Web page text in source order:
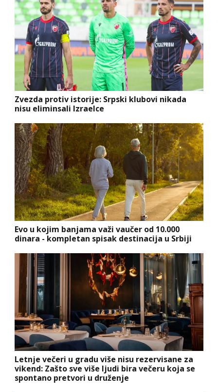
Zvezda protiv istorije: Srpski klubovi nikada
nisu eliminsali Izraelce
Evo u kojim banjama važi vaučer od 10.000
dinara - kompletan spisak destinacija u Srbiji
Letnje večeri u gradu više nisu rezervisane za
vikend: Zašto sve više ljudi bira večeru koja se
spontano pretvori u druženje